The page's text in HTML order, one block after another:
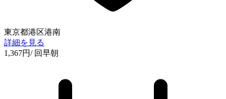
東京都港区港南
詳細を見る
1,367円/ 回早朝